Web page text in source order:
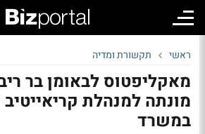
ראשי תקשורת ומדיה
מאקליפטוס לבאומן בר
מונתה למנהלת קריאייטיב
במשרד